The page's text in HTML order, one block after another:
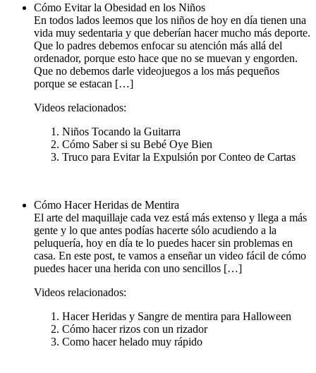
Cómo Evitar la Obesidad en los Niños
En todos lados leemos que los niños de hoy en día tienen una
vida muy sedentaria y que deberían hacer mucho más deporte.
Que lo padres debemos enfocar su atención más allá del
ordenador, porque esto hace que no se muevan y engorden.
Que no debemos darle videojuegos a los más pequeños
porque se estacan […]
Videos relacionados:
Niños Tocando la Guitarra
Cómo Saber si su Bebé Oye Bien
Truco para Evitar la Expulsión por Conteo de Cartas
Cómo Hacer Heridas de Mentira
El arte del maquillaje cada vez está más extenso y llega a más
gente y lo que antes podías hacerte sólo acudiendo a la
peluquería, hoy en día te lo puedes hacer sin problemas en
casa. En este post, te vamos a enseñar un video fácil de cómo
puedes hacer una herida con uno sencillos […]
Videos relacionados:
Hacer Heridas y Sangre de mentira para Halloween
Cómo hacer rizos con un rizador
Como hacer helado muy rápido